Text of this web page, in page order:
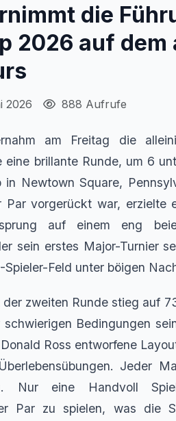
die
2026 auf
2026 888 Aufrufe
am Freitag die
eine brillante Runde, um 6
in Newtown Square,
vorgerückt war, erzielte
auf einem eng
sein erstes Major-Turnier
Feld unter böigen
zweiten Runde stieg auf
Bedingungen
Ross entworfene
Jeder
Nur eine Handvoll
Par zu spielen, was die